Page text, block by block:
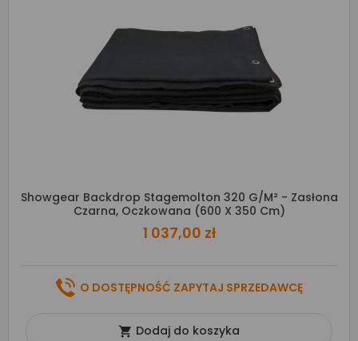
Showgear Backdrop Stagemolton 320 G/m² - Zasłona
Czarna, Oczkowana (600 X 350 Cm)
1 037,00 zł
O DOSTĘPNOŚĆ ZAPYTAJ SPRZEDAWCĘ
 Dodaj do koszyka